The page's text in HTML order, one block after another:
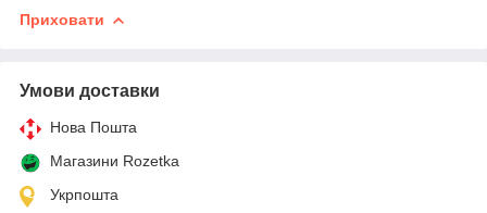
Приховати
Умови доставки
Нова Пошта
Магазини Rozetka
Укрпошта